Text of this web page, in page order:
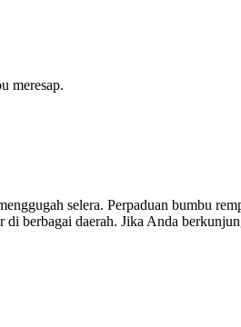
meresap.
selera. Perpaduan bumbu
berbagai daerah. Jika Anda